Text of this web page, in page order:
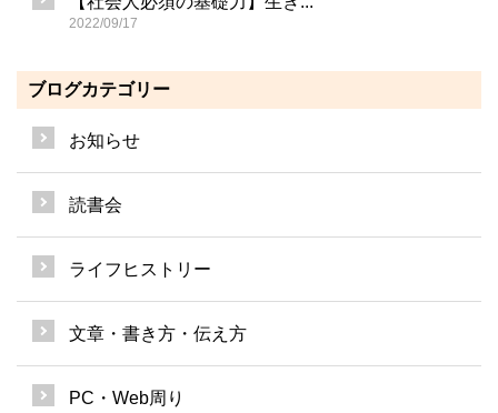
2022/09/17
ブログカテゴリー
お知らせ
読書会
ライフヒストリー
文章・書き方・伝え方
PC・Web周り